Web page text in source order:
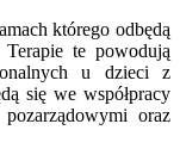
którego odbędą
te powodują
u dzieci z
się we współpracy
oraz